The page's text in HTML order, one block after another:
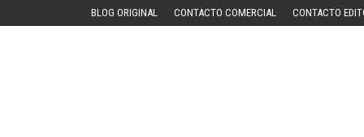
BLOG ORIGINAL CONTACTO COMERCIAL CONTACTO